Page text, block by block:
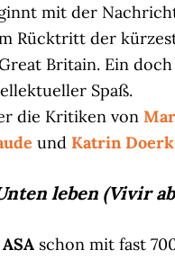
mit der
Rücktritt der
Britain. Ein
Spaß.
die Kritiken von
und Katrin
leben (Vivir
ASA schon mit fast